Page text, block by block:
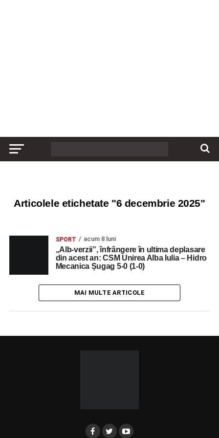
Articolele etichetate "6 decembrie 2025"
SPORT acum 8 luni
„Alb-verzii”, înfrângere în ultima deplasare
din acest an: CSM Unirea Alba Iulia – Hidro
Mecanica Șugag 5-0 (1-0)
MAI MULTE ARTICOLE